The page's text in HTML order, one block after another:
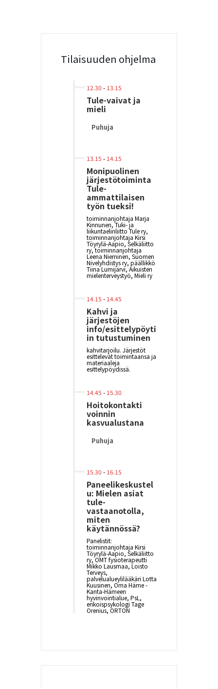
Tilaisuuden ohjelma
12.30 - 13.15
Tule-vaivat ja
mieli
Puhuja
13.15 - 14.15
Monipuolinen
järjestötoiminta
Tule-
ammattilaisen
työn tueksi!
toiminnanjohtaja Marja
Kinnunen, Tuki- ja
liikuntaelinliitto Tule ry,
toiminnanjohtaja Kirsi
Töyrylä-Aapio, Selkäliitto
ry, toiminnanjohtaja
Leena Nieminen, Suomen
Nivelyhdistys ry, päällikkö
Tiina Lumijärvi, Aikuisten
mielenterveystyö, Mieli ry
14.15 - 14.45
Kahvi ja
järjestöjen
info/esittelypöyti
in tutustuminen
kahvitarjoilu. Järjestöt
esittelevät toimintaansa ja
materiaaleja
esittelypöydissä.
14.45 - 15.30
Hoitokontakti
voinnin
kasvualustana
Puhuja
15.30 - 16.15
Paneelikeskustel
u: Mielen asiat
tule-
vastaanotolla,
miten
käytännössä?
Panelistit:
toiminnanjohtaja Kirsi
Töyrylä-Aapio, Selkäliitto
ry, OMT fysioterapeutti
Mikko Lausmaa, Loisto
Terveys,
palvelualueylilääkäri Lotta
Kuusinen, Oma Häme -
Kanta-Hämeen
hyvinvointialue, PsL,
erikoispsykologi Tage
Orenius, ORTON